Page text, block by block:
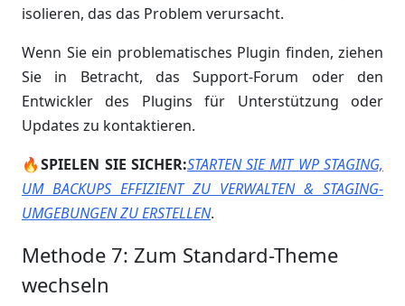
isolieren, das das Problem verursacht.
Wenn Sie ein problematisches Plugin finden, ziehen
Sie in Betracht, das Support-Forum oder den
Entwickler des Plugins für Unterstützung oder
Updates zu kontaktieren.
🔥SPIELEN SIE SICHER:STARTEN SIE MIT WP STAGING,
UM BACKUPS EFFIZIENT ZU VERWALTEN & STAGING-
UMGEBUNGEN ZU ERSTELLEN.
Methode 7: Zum Standard-Theme
wechseln